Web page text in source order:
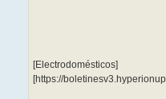
[Electrodomésticos]
[https://